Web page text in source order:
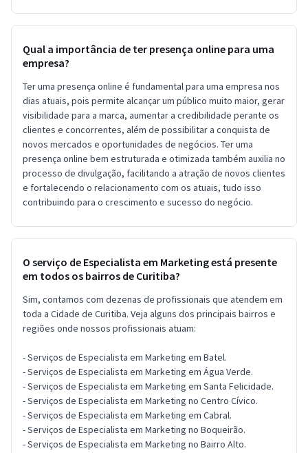
Qual a importância de ter presença online para uma
empresa?
Ter uma presença online é fundamental para uma empresa nos
dias atuais, pois permite alcançar um público muito maior, gerar
visibilidade para a marca, aumentar a credibilidade perante os
clientes e concorrentes, além de possibilitar a conquista de
novos mercados e oportunidades de negócios. Ter uma
presença online bem estruturada e otimizada também auxilia no
processo de divulgação, facilitando a atração de novos clientes
e fortalecendo o relacionamento com os atuais, tudo isso
contribuindo para o crescimento e sucesso do negócio.
O serviço de Especialista em Marketing está presente
em todos os bairros de Curitiba?
Sim, contamos com dezenas de profissionais que atendem em
toda a Cidade de Curitiba. Veja alguns dos principais bairros e
regiões onde nossos profissionais atuam:
- Serviços de Especialista em Marketing em Batel.
- Serviços de Especialista em Marketing em Água Verde.
- Serviços de Especialista em Marketing em Santa Felicidade.
- Serviços de Especialista em Marketing no Centro Cívico.
- Serviços de Especialista em Marketing em Cabral.
- Serviços de Especialista em Marketing no Boqueirão.
- Serviços de Especialista em Marketing no Bairro Alto.